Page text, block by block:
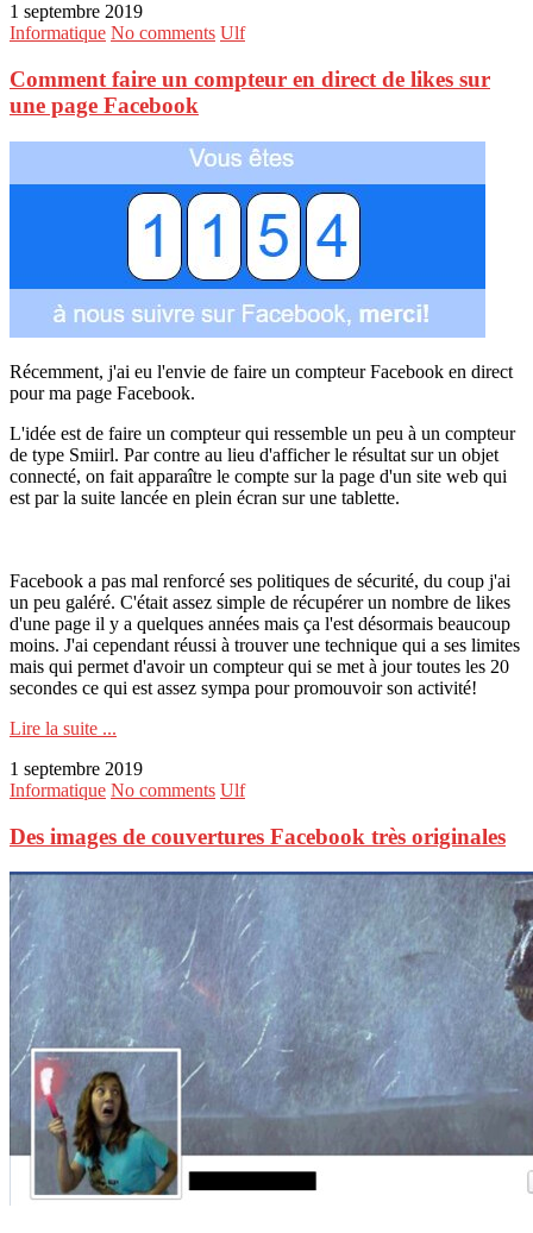
1 septembre 2019
Informatique No comments Ulf
Comment faire un compteur en direct de likes sur
une page Facebook
Récemment, j'ai eu l'envie de faire un compteur Facebook en direct
pour ma page Facebook.
L'idée est de faire un compteur qui ressemble un peu à un compteur
de type Smiirl. Par contre au lieu d'afficher le résultat sur un objet
connecté, on fait apparaître le compte sur la page d'un site web qui
est par la suite lancée en plein écran sur une tablette.
Facebook a pas mal renforcé ses politiques de sécurité, du coup j'ai
un peu galéré. C'était assez simple de récupérer un nombre de likes
d'une page il y a quelques années mais ça l'est désormais beaucoup
moins. J'ai cependant réussi à trouver une technique qui a ses limites
mais qui permet d'avoir un compteur qui se met à jour toutes les 20
secondes ce qui est assez sympa pour promouvoir son activité!
Lire la suite ...
1 septembre 2019
Informatique No comments Ulf
Des images de couvertures Facebook très originales